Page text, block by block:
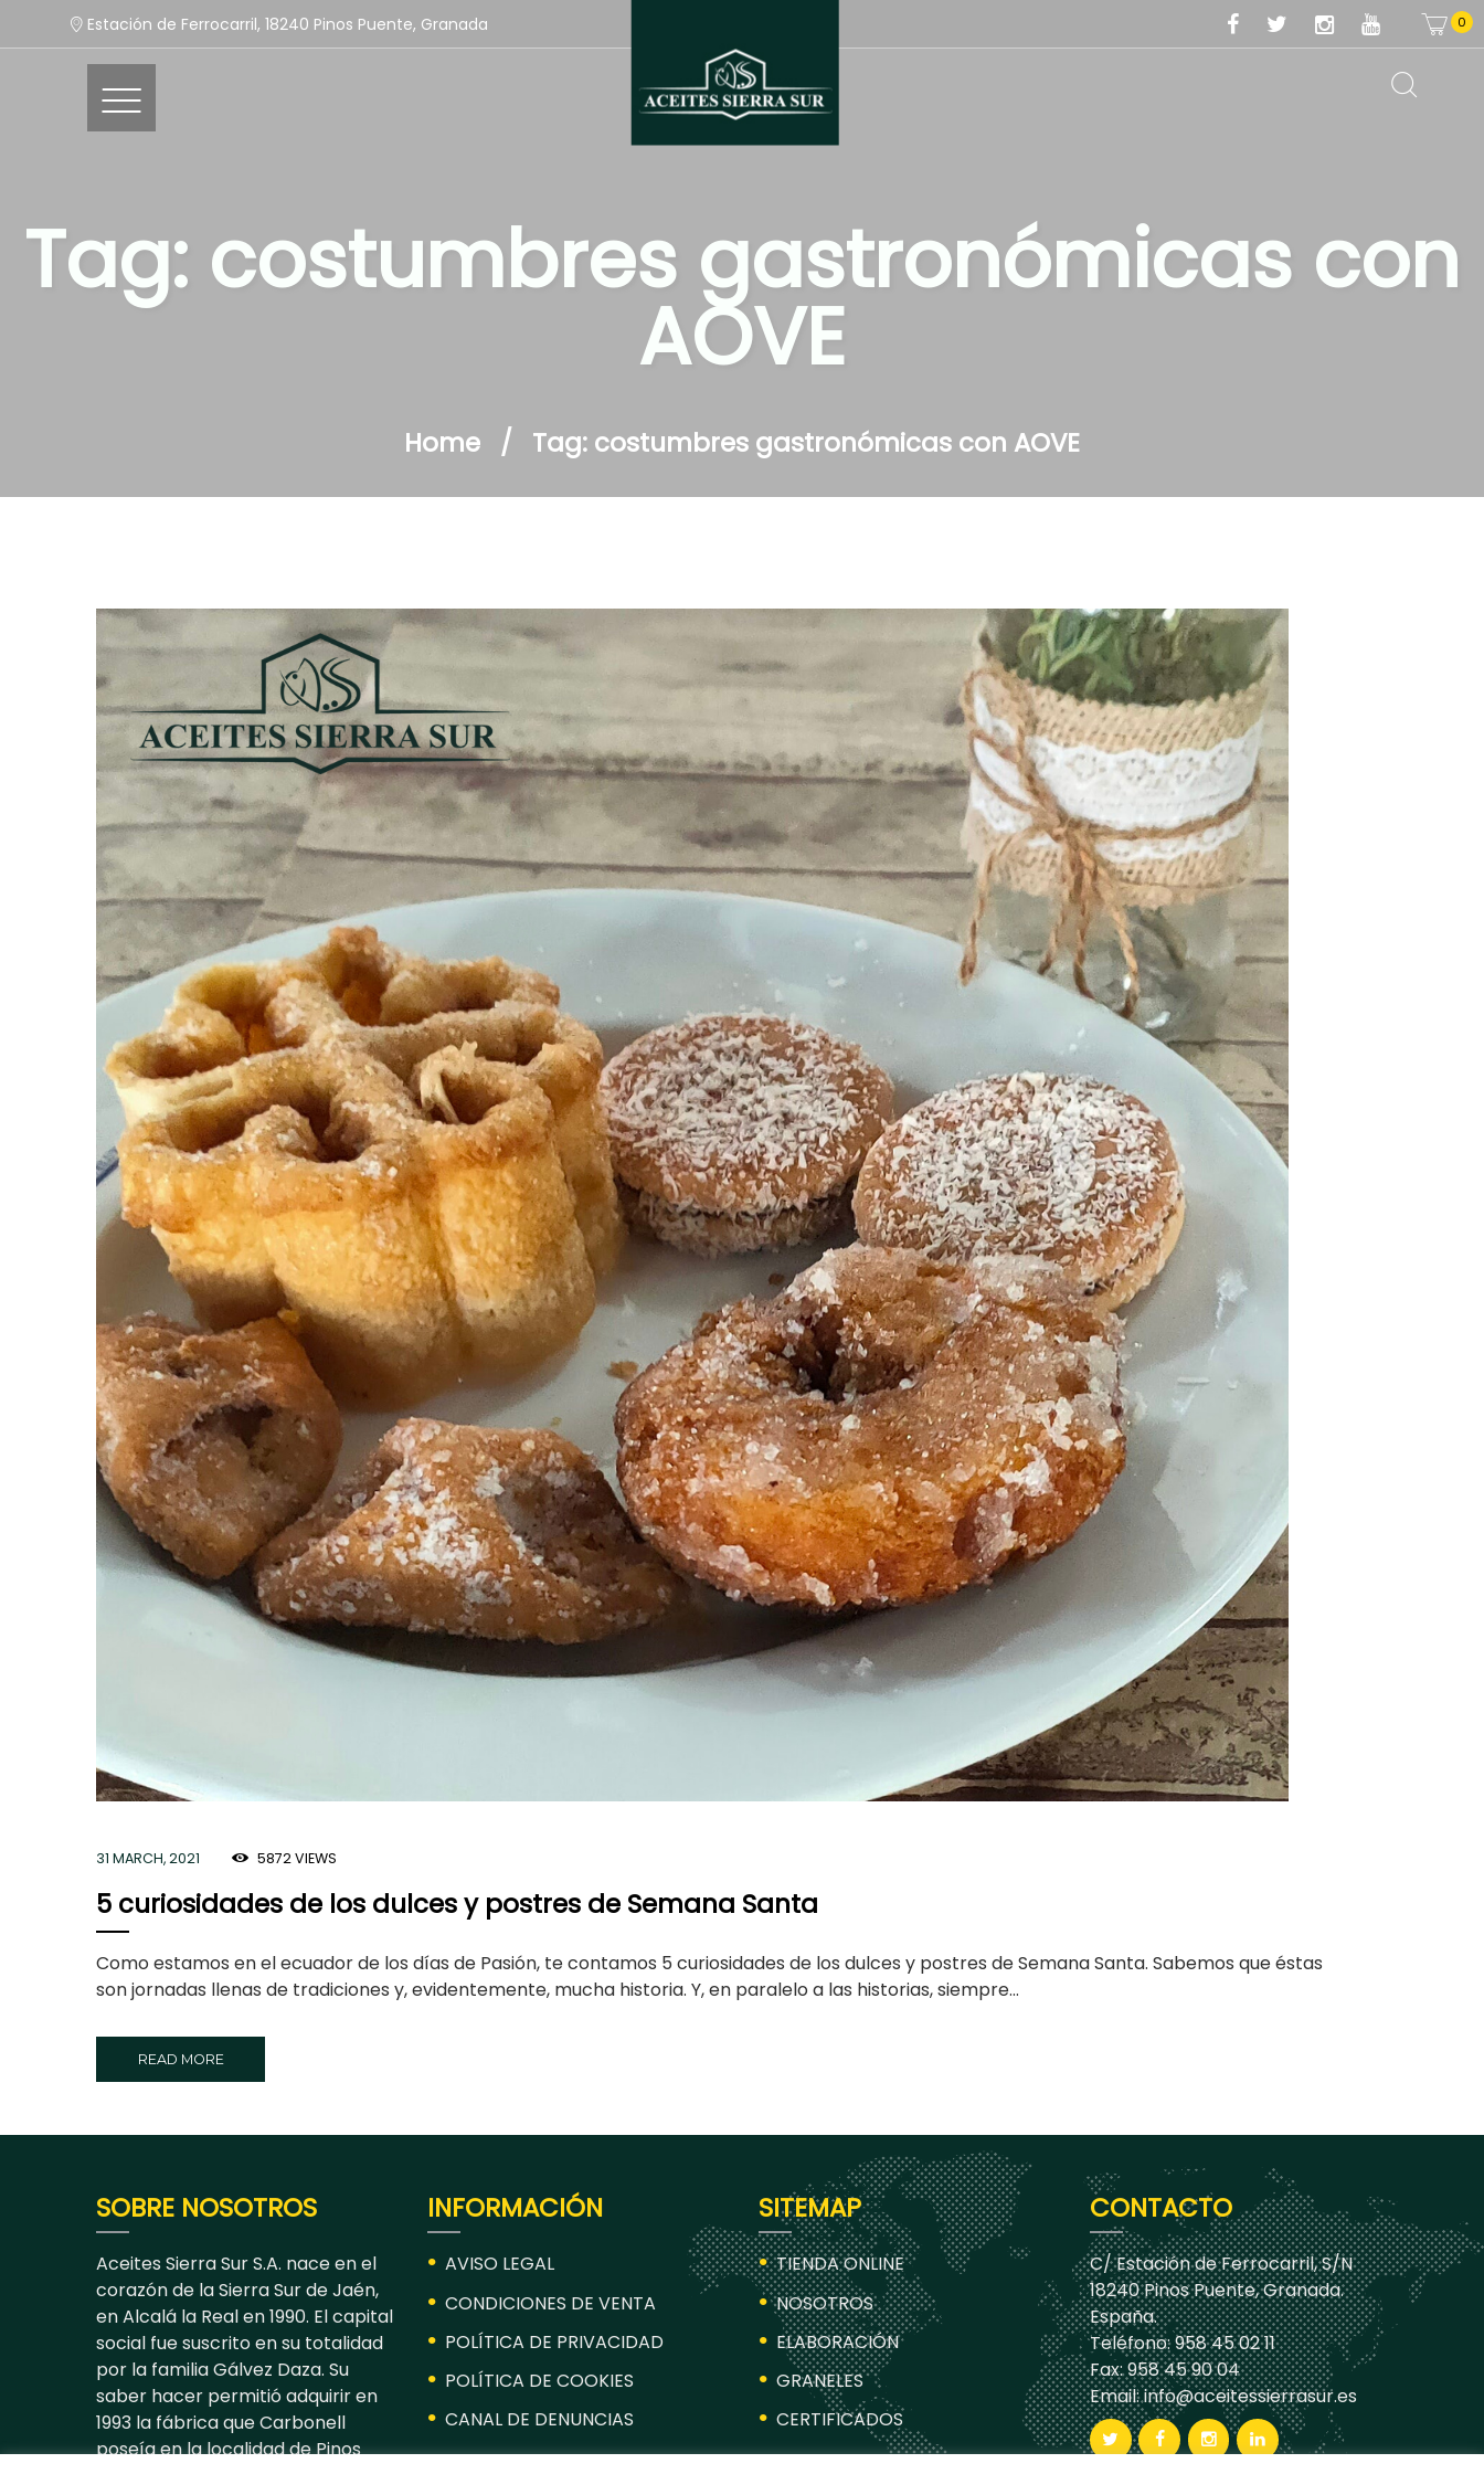
Estación de Ferrocarril, 18240 Pinos Puente, Granada 0
Tag: costumbres gastronómicas con
AOVE
Home Tag: costumbres gastronómicas con AOVE
31 MARCH, 2021 5872VIEWS
5 curiosidades de los dulces y postres de Semana Santa
Como estamos en el ecuador de los días de Pasión, te contamos 5 curiosidades de los dulces y postres de Semana Santa. Sabemos que éstas
son jornadas llenas de tradiciones y, evidentemente, mucha historia. Y, en paralelo a las historias, siempre...
READ MORE
SOBRE NOSOTROS
Aceites Sierra Sur S.A. nace en el
corazón de la Sierra Sur de Jaén,
en Alcalá la Real en 1990. El capital
social fue suscrito en su totalidad
por la familia Gálvez Daza. Su
saber hacer permitió adquirir en
1993 la fábrica que Carbonell
poseía en la localidad de Pinos
INFORMACIÓN
AVISO LEGAL
CONDICIONES DE VENTA
POLÍTICA DE PRIVACIDAD
POLÍTICA DE COOKIES
CANAL DE DENUNCIAS
SITEMAP
TIENDA ONLINE
NOSOTROS
ELABORACIÓN
GRANELES
CERTIFICADOS
CONTACTO
C/ Estación de Ferrocarril, S/N
18240 Pinos Puente, Granada.
España.
Teléfono: 958 45 02 11
Fax: 958 45 90 04
Email:info@aceitessierrasur.es